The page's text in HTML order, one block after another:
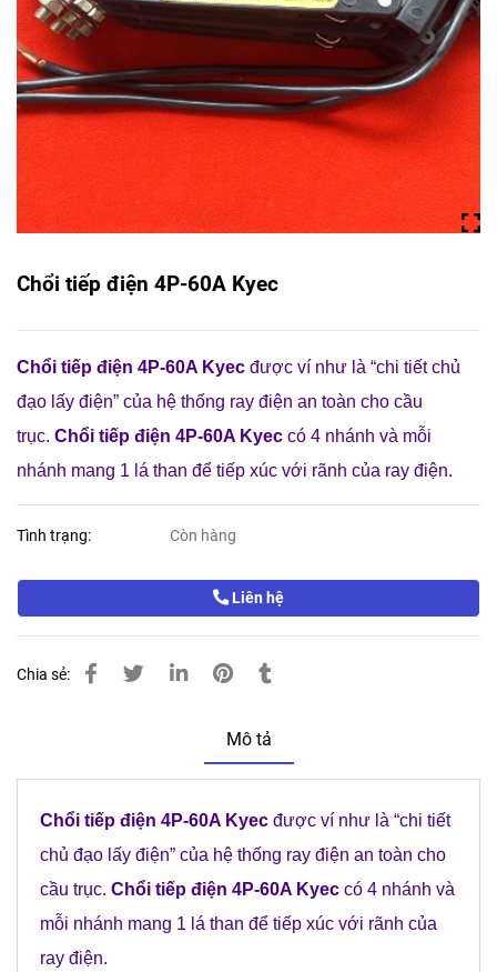
Chổi tiếp điện 4P-60A Kyec
Chổi tiếp điện 4P-60A Kyec được ví như là “chi tiết chủ
đạo lấy điện” của hệ thống ray điện an toàn cho cầu
trục. Chổi tiếp điện 4P-60A Kyec có 4 nhánh và mỗi
nhánh mang 1 lá than để tiếp xúc với rãnh của ray điện.
Tình trạng: Còn hàng
Liên hệ
Chia sẻ:
Mô tả
Chổi tiếp điện 4P-60A Kyec được ví như là “chi tiết
chủ đạo lấy điện” của hệ thống ray điện an toàn cho
cầu trục. Chổi tiếp điện 4P-60A Kyec có 4 nhánh và
mỗi nhánh mang 1 lá than để tiếp xúc với rãnh của
ray điện.